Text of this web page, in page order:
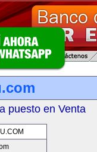
puesto en Venta